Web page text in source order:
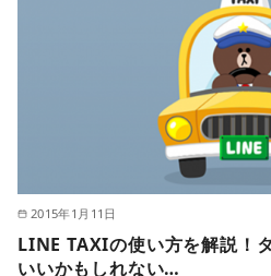
2015年1月11日
LINE TAXIの使い方を解説！
いいかもしれない…